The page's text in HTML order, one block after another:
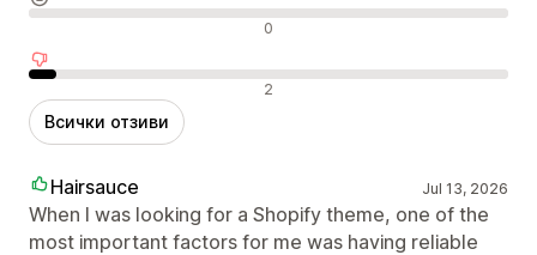
Неутрални отзиви 0
Отрицателни отзиви 2
Всички отзиви
Hairsauce Jul 13, 2026
When I was looking for a Shopify theme, one of the
most important factors for me was having reliable